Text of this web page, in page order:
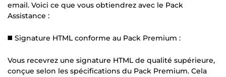
email. Voici ce que vous obtiendrez avec le Pack
Assistance :
◼️ Signature HTML conforme au Pack Premium :
Vous recevrez une signature HTML de qualité supérieure,
conçue selon les spécifications du Pack Premium. Cela